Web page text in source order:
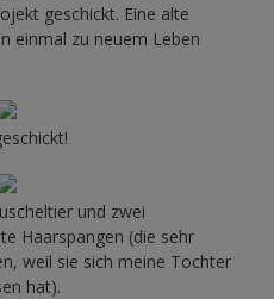
geschickt. Eine alte
einmal zu neuem Leben
und zwei
Haarspangen (die sehr
weil sie sich meine Tochter
hat).